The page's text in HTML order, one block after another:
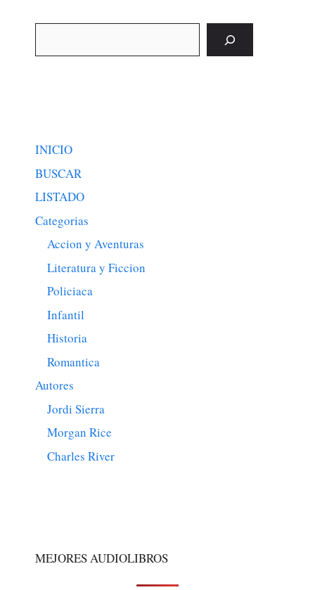
INICIO
BUSCAR
LISTADO
Categorias
Accion y Aventuras
Literatura y Ficcion
Policiaca
Infantil
Historia
Romantica
Autores
Jordi Sierra
Morgan Rice
Charles River
MEJORES AUDIOLIBROS